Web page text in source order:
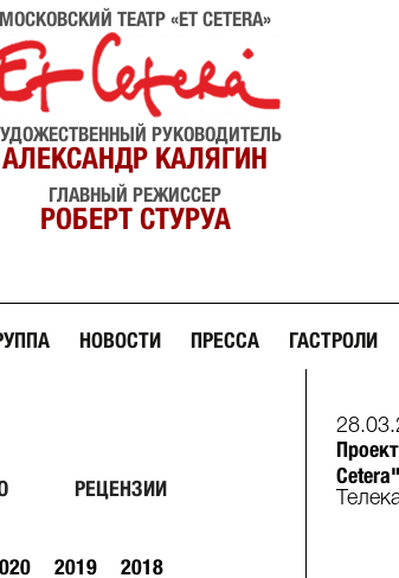
МОСКОВСКИЙ ТЕАТР «ET CETERA»
РУКОВОДИТЕЛЬ
АЛЕКСАНДР КАЛЯГИН
ГЛАВНЫЙ РЕЖИССЕР
РОБЕРТ СТУРУА
НОВОСТИ ПРЕССА ГАСТРОЛИ
РЕЦЕНЗИИ
2019
2018